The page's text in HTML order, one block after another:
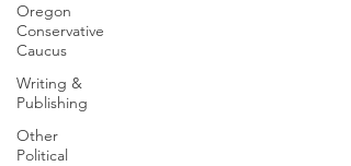
Oregon
Conservative
Caucus
Writing &
Publishing
Other
Political